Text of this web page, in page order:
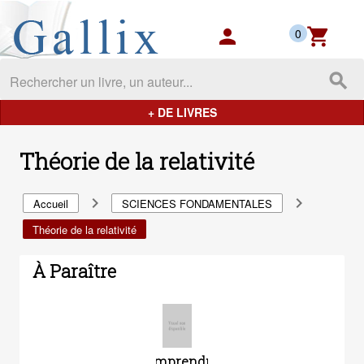
Gallix - les mondes du livres
person shopping_cart
0
search
+ DE LIVRES
Théorie de la relativité
Accueil navigate_next SCIENCES FONDAMENTALES navigate_next
Théorie de la relativité
À Paraître